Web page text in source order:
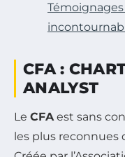
CFA :
ANALYST
Le CFAest sans
les plus reconnues